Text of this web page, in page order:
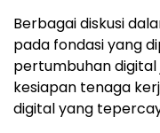
Berbagai diskusi
pada fondasi yang
pertumbuhan
kesiapan tenaga
digital yang